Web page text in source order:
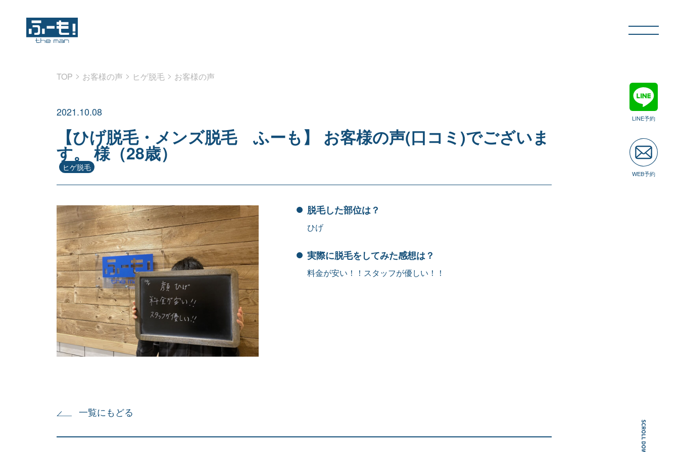
TOP > お客様の声 > ヒゲ脱毛 > お客様の声
2021.10.08
【ひげ脱毛・メンズ脱毛 ふーも】 お客様の声(口コミ)でございま
す。 様（28歳）
ヒゲ脱毛
脱毛した部位は？
ひげ
実際に脱毛をしてみた感想は？
料金が安い！！スタッフが優しい！！
一覧にもどる
LINE予約
WEB予約